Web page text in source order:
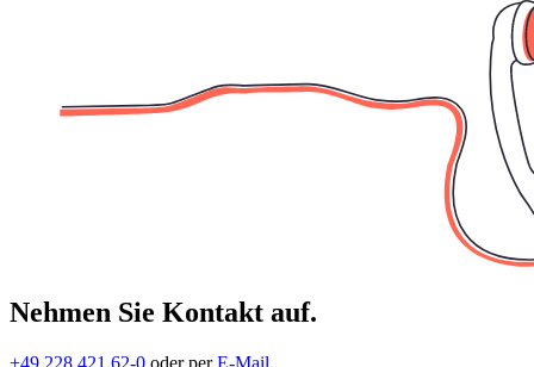
Nehmen Sie Kontakt auf.